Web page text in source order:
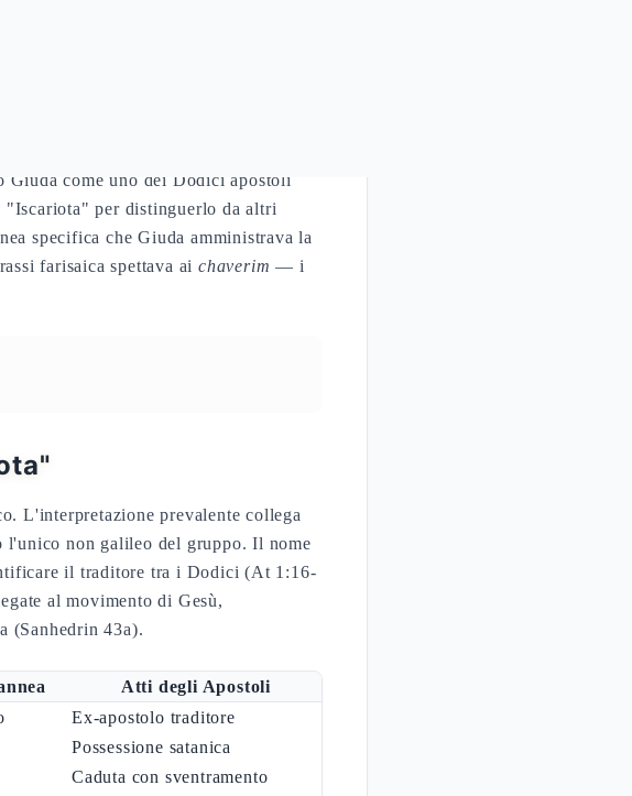
Giuda come uno dei Dodici apostoli
"Iscariota" per distinguerlo da altri
specifica che Giuda amministrava la
farisaica spettava ai chaverim — i
L'interpretazione prevalente collega
l'unico non galileo del gruppo. Il nome
il traditore tra i Dodici (At 1:16-
al movimento di Gesù,
(Sanhedrin 43a).
Atti degli Apostoli
Ex-apostolo traditore
Possessione satanica
Caduta con sventramento